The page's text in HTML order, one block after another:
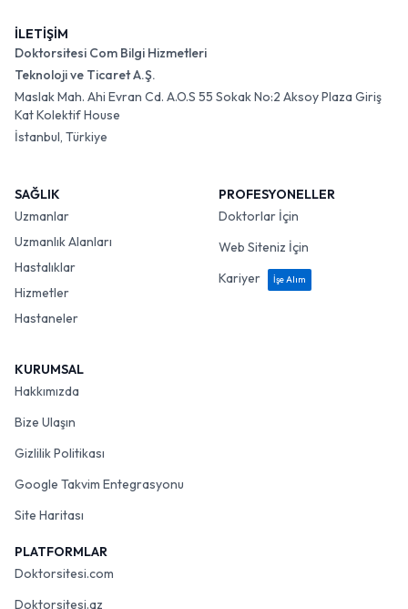
İLETİŞİM
Doktorsitesi Com Bilgi Hizmetleri
Teknoloji ve Ticaret A.Ş.
Maslak Mah. Ahi Evran Cd. A.O.S 55 Sokak No:2 Aksoy Plaza Giriş
Kat Kolektif House
İstanbul, Türkiye
SAĞLIK
Uzmanlar
Uzmanlık Alanları
Hastalıklar
Hizmetler
Hastaneler
PROFESYONELLER
Doktorlar İçin
Web Siteniz İçin
Kariyer
İşe Alım
KURUMSAL
Hakkımızda
Bize Ulaşın
Gizlilik Politikası
Google Takvim Entegrasyonu
Site Haritası
PLATFORMLAR
Doktorsitesi.com
Doktorsitesi.az